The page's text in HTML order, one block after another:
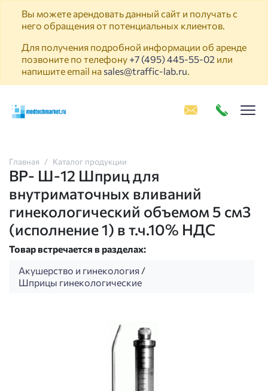
Вы можете арендовать данный сайт и получать с
него обращения от потенциальных клиентов.
Для получения подробной информации об аренде
позвоните по телефону +7 (495) 445-55-02 или
напишите email на sales@traffic-lab.ru.
Главная Каталог продукции
ВР- Ш-12 Шприц для
внутриматочных вливаний
гинекологический объемом 5 см3
(исполнение 1) в т.ч.10% НДС
Товар встречается в разделах:
Акушерство и гинекология /
Шприцы гинекологические